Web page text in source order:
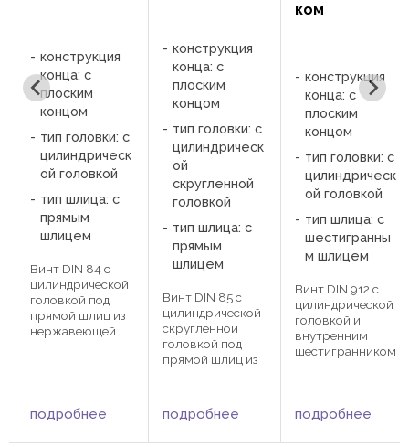
конца: с
плоским
ой
головкой
прямым
шлицем
Винт DIN 85 c
цилиндрической
скругленной
используются для
затяжки деталей
подробнее
конструкция
плоским
концом
тип головки: с
цилиндрическ
ой головкой
шестигранны
цилиндрической
головкой и
внутренним
шестигранником
из нержавеющей
сочетании гаек,
подробнее
плоским
конца: с
плоским
концом
тип головки:
без головки
)
тип шлица:
Винт DIN 913
установочный
внутренним
винта имеет
подробнее